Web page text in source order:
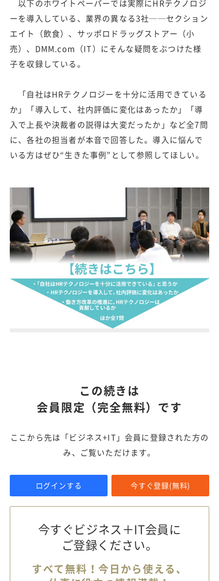
以下のホワイトペーパーでは実際にHRテクノロジ
ーを導入している、業界の異なる3社──セクション
エイト（飲食）、サッポロドラッグストアー（小
売）、DMM.com（IT）にそんな疑問をぶつけた様
子を収録している。
「自社はHRテクノロジーを十分に活用できている
か」「導入して、社内評価に変化はあったか」「導
入で上長や決裁者の説得は大変だったか」など全7問
に、各社の担当者が本音で回答した。導入に悩んで
いる方はぜひ“生きた事例”として参照してほしい。
この続きは
会員限定（完全無料）です
ここから先は「ビジネス+IT」会員に登録された方の
み、ご覧いただけます。
ログインする 今すぐ登録(無料)
今すぐビジネス＋IT会員に
ご登録ください。
すべて無料！今日から使える、